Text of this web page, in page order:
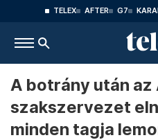
TELEX AFTER G7
A botrány után az
szakszervezet
minden tagja